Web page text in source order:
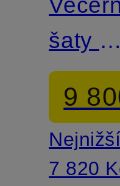
šaty s
9
7 820